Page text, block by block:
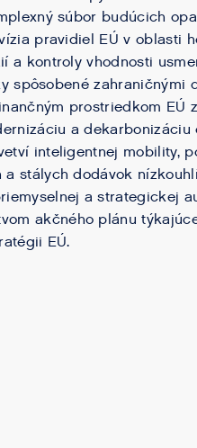
súbor budúcich
pravidiel EÚ v oblasti
a kontroly vhodnosti
spôsobené zahraničnými
prostriedkom EÚ
a dekarbonizáciu
inteligentnej mobility,
stálych dodávok
a strategickej
akčného plánu
EÚ.